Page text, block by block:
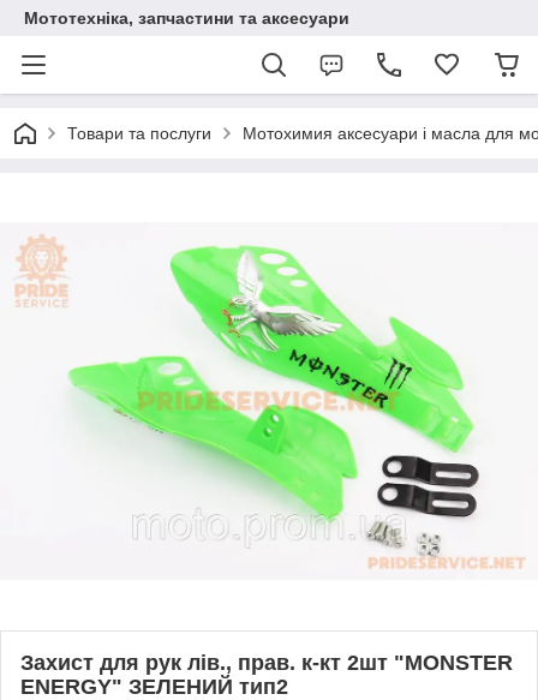
Мототехніка, запчастини та аксесуари
Товари та послуги Мотохимия аксесуари і масла для
Захист для рук лів., прав. к-кт 2шт "MONSTER
ENERGY" ЗЕЛЕНИЙ тип2